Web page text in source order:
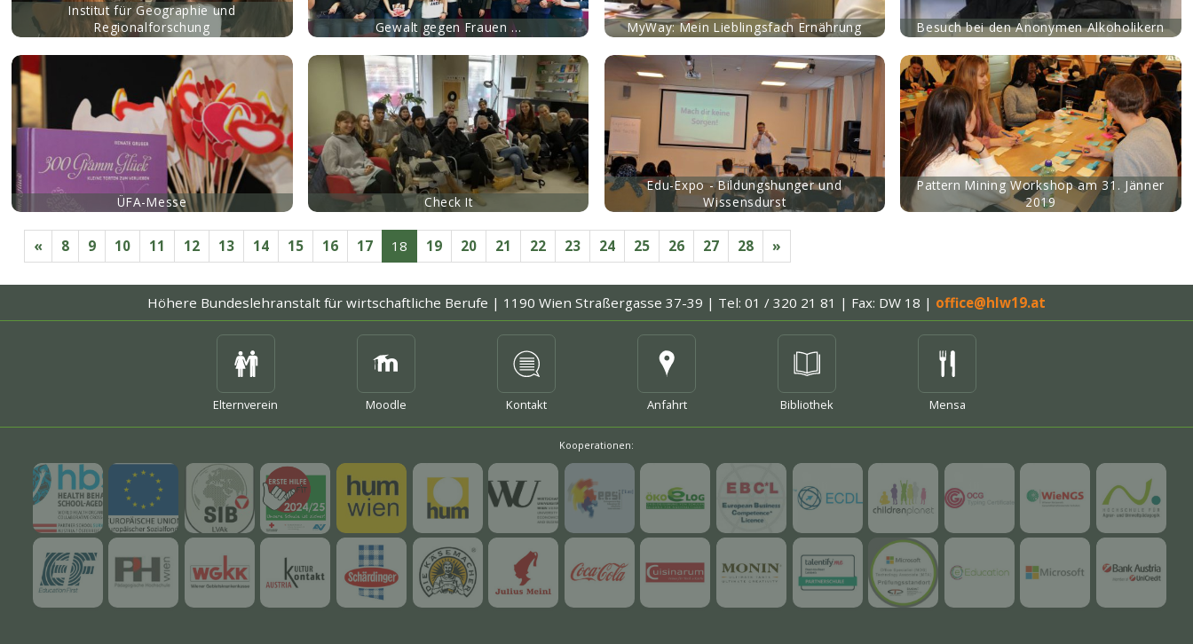
Institut für Geographie und
Regionalforschung
Gewalt gegen Frauen ... MyWay: Mein Lieblingsfach Ernährung Besuch bei den Anonymen Alkoholikern
ÜFA-Messe Check It
Edu-Expo - Bildungshunger und
Wissensdurst
mehr
Pattern Mining Workshop am 31. Jänner
2019
mehr
« 8 9 10 11 12 13 14 15 16 17 18 19 20 21 22 23 24 25 26 27 28 »
Höhere Bundeslehranstalt für wirtschaftliche Berufe | 1190 Wien Straßergasse 37-39 | Tel: 01 / 320 21 81 | Fax: DW 18 | office@hlw19.at
Elternverein Moodle
mehr
Kontakt
mehr
Anfahrt
mehr
Bibliothek
mehr
Mensa
mehr
Kooperationen:
mehr mehr mehr mehr
mehr mehr mehr